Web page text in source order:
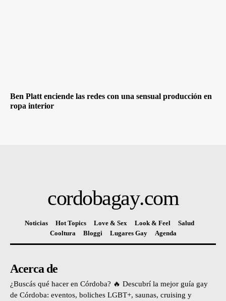
Ben Platt enciende las redes con una sensual producción en
ropa interior
cordobagay.com
Noticias Hot Topics Love & Sex Look & Feel
Salud
Cooltura
Bloggi Lugares Gay Agenda
Acerca de
¿Buscás qué hacer en Córdoba? 🔥 Descubrí la mejor guía gay
de Córdoba: eventos, boliches LGBT+, saunas, cruising y